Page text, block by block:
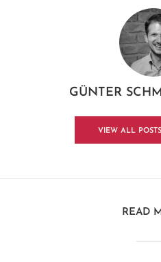
GÜNTER
VIEW ALL POSTS
READ